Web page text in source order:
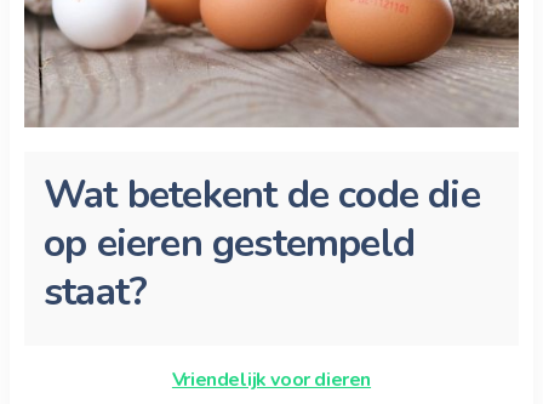
Wat betekent de code die
op eieren gestempeld
staat?
Vriendelijk voor dieren